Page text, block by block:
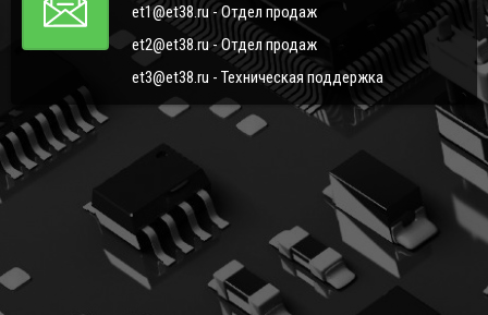
et1@et38.ru - Отдел продаж
et2@et38.ru - Отдел продаж
et3@et38.ru - Техническая поддержка